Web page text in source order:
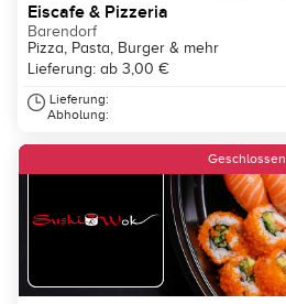
Eiscafe & Pizzeria
Barendorf
Pizza, Pasta, Burger & mehr
Lieferung: ab 3,00 €
Lieferung:
Abholung:
Geschlossen